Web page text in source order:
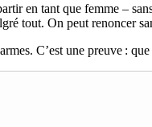
en tant que femme –
tout. On peut renoncer
C’est une preuve :